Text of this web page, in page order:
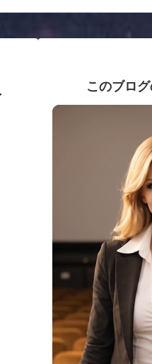
このブロ